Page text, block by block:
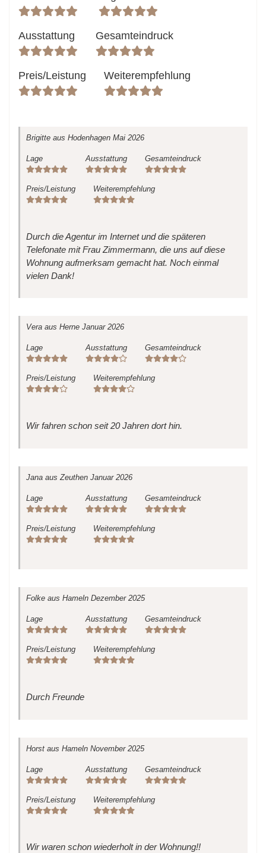
Ausstattung Gesamteindruck
Preis/Leistung Weiterempfehlung
Brigitte aus Hodenhagen Mai 2026
Lage Ausstattung Gesamteindruck
Preis/Leistung Weiterempfehlung
Durch die Agentur im Internet und die späteren
Telefonate mit Frau Zimmermann, die uns auf diese
Wohnung aufmerksam gemacht hat. Noch einmal
vielen Dank!
Vera aus Herne Januar 2026
Lage Ausstattung Gesamteindruck
Preis/Leistung Weiterempfehlung
Wir fahren schon seit 20 Jahren dort hin.
Jana aus Zeuthen Januar 2026
Lage Ausstattung Gesamteindruck
Preis/Leistung Weiterempfehlung
Folke aus Hameln Dezember 2025
Lage Ausstattung Gesamteindruck
Preis/Leistung Weiterempfehlung
Durch Freunde
Horst aus Hameln November 2025
Lage Ausstattung Gesamteindruck
Preis/Leistung Weiterempfehlung
Wir waren schon wiederholt in der Wohnung!!